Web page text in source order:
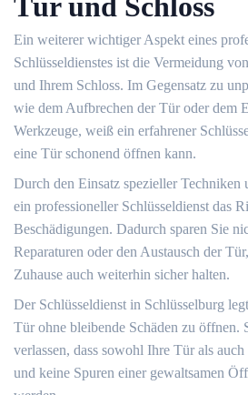
Ein weiterer wichtiger Aspekt eines
Schlüsseldienstes ist die Vermeidung
und Ihrem Schloss. Im Gegensatz zu
wie dem Aufbrechen der Tür oder dem
Werkzeuge, weiß ein erfahrener
eine Tür schonend öffnen kann.
Durch den Einsatz spezieller Techniken
ein professioneller Schlüsseldienst das
Beschädigungen.​ Dadurch sparen Sie
Reparaturen oder den Austausch der
Zuhause auch weiterhin sicher halten.
Der Schlüsseldienst in Schlüsselburg
Tür ohne bleibende Schäden zu öffnen.​
verlassen, dass sowohl Ihre Tür als
und keine Spuren einer gewaltsamen